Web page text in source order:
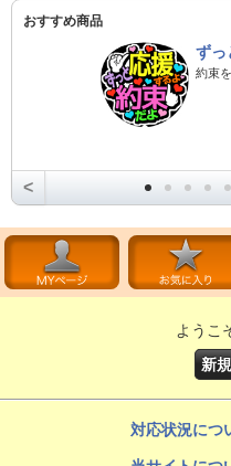
おすすめ商品
ずっ
約束
<
ようこ
新
対応状況につ